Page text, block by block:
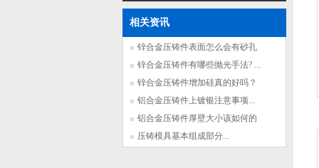
相关资讯
锌合金压铸件表面怎么会有砂孔
...
锌合金压铸件有哪些抛光手法? ...
锌合金压铸件增加硅真的好吗？
...
铝合金压铸件上镀银注意事项...
铝合金压铸件厚壁大小该如何的
确定？ ...
压铸模具基本组成部分...